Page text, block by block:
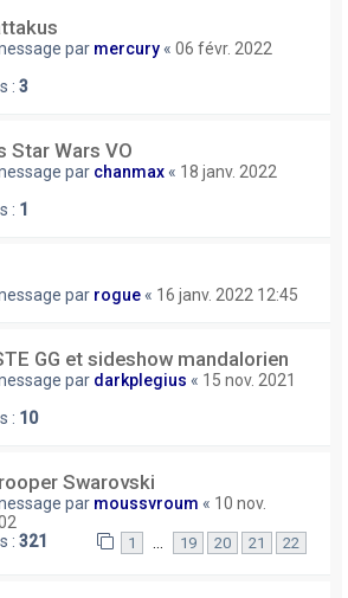
par mercury « 06 févr. 2022
: 3
Star Wars VO
par chanmax « 18 janv. 2022
: 1
par rogue « 16 janv. 2022 12:45
GG et sideshow mandalorien
par darkplegius « 15 nov. 2021
: 10
Swarovski
par moussvroum « 10 nov.
: 321 1 … 19 20 21 22